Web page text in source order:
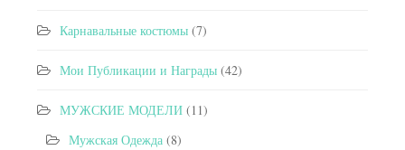
Карнавальные костюмы (7)
Мои Публикации и Награды (42)
МУЖСКИЕ МОДЕЛИ (11)
Мужская Одежда (8)